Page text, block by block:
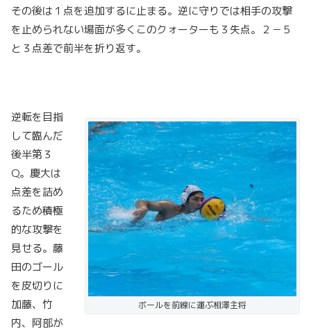
その後は１点を追加するに止まる。逆に守りでは相手の攻撃
を止められない場面が多くこのクォーターも３失点。２－５
と３点差で前半を折り返す。
ボールを前線に運ぶ相澤主将
逆転を目指
して臨んだ
後半第３
Q。慶大は
点差を詰め
るため積極
的な攻撃を
見せる。藤
田のゴール
を皮切りに
加藤、竹
内、阿部が